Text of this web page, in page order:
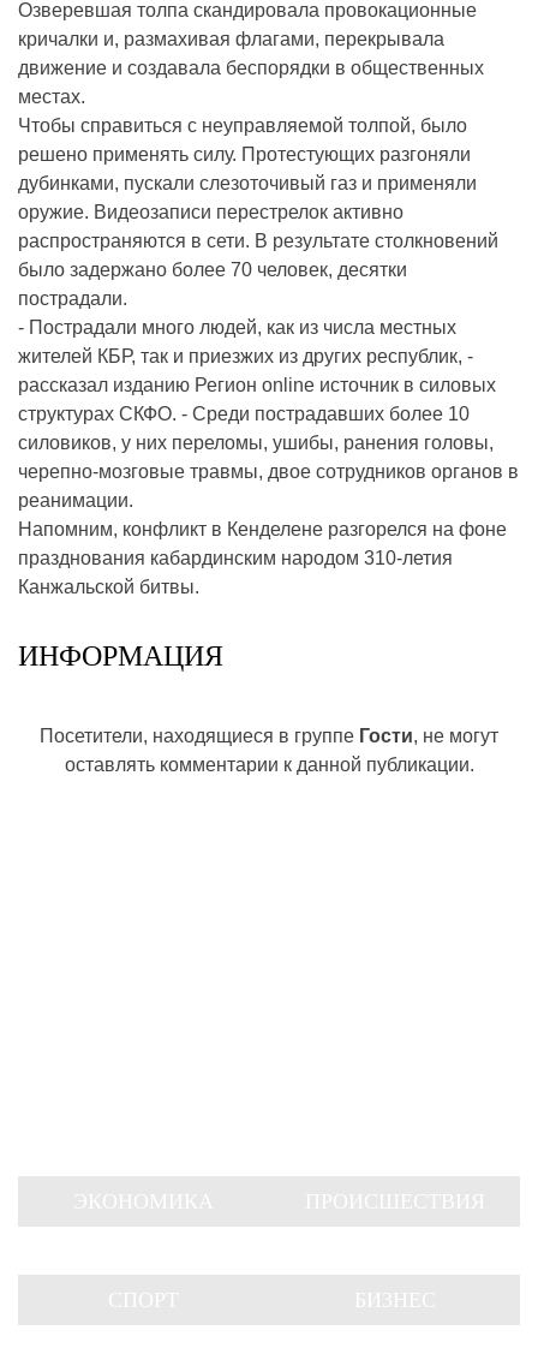
Озверевшая толпа скандировала провокационные
кричалки и, размахивая флагами, перекрывала
движение и создавала беспорядки в общественных
местах.
Чтобы справиться с неуправляемой толпой, было
решено применять силу. Протестующих разгоняли
дубинками, пускали слезоточивый газ и применяли
оружие. Видеозаписи перестрелок активно
распространяются в сети. В результате столкновений
было задержано более 70 человек, десятки
пострадали.
- Пострадали много людей, как из числа местных
жителей КБР, так и приезжих из других республик, -
рассказал изданию Регион online источник в силовых
структурах СКФО. - Среди пострадавших более 10
силовиков, у них переломы, ушибы, ранения головы,
черепно-мозговые травмы, двое сотрудников органов в
реанимации.
Напомним, конфликт в Кенделене разгорелся на фоне
празднования кабардинским народом 310-летия
Канжальской битвы.
ИНФОРМАЦИЯ
Посетители, находящиеся в группе Гости, не могут
оставлять комментарии к данной публикации.